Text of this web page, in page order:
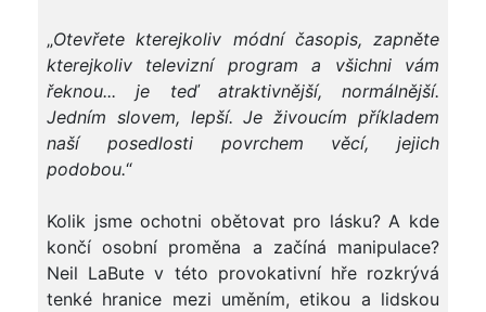
„Otevřete kterejkoliv módní časopis, zapněte
kterejkoliv televizní program a všichni vám
řeknou... je teď atraktivnější, normálnější.
Jedním slovem, lepší. Je živoucím příkladem
naší posedlosti povrchem věcí, jejich
podobou.“
Kolik jsme ochotni obětovat pro lásku? A kde
končí osobní proměna a začíná manipulace?
Neil LaBute v této provokativní hře rozkrývá
tenké hranice mezi uměním, etikou a lidskou